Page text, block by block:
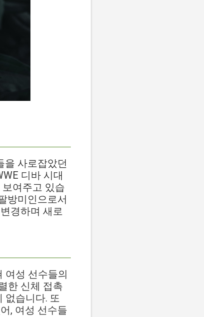
을 사로잡았던
디바 시대
여주고 있습
방미인으로서
경하며 새로
여성 선수들의
한 신체 접촉
없습니다. 또
, 여성 선수들